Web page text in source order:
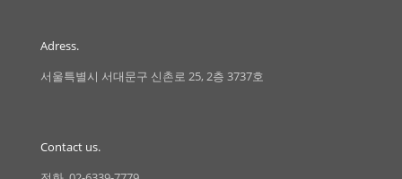
Adress.
서울특별시 서대문구 신촌로 25, 2층 3737호
Contact us.